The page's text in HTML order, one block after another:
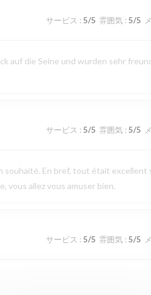
サービス : 5/5 雰囲気: 5/5
auf die Seine und wurden sehr
サービス : 5/5 雰囲気: 5/5
souhaité. En bref, tout était excellent
vous allez vous amuser bien.
サービス : 5/5 雰囲気: 5/5